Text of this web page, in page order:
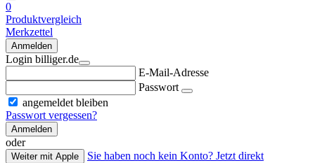
0
Produktvergleich
Merkzettel
Anmelden
Login billiger.de
E-Mail-Adresse
Passwort
angemeldet bleiben
Passwort vergessen?
Anmelden
oder
Weiter mit Apple
Sie haben noch kein Konto? Jetzt direkt